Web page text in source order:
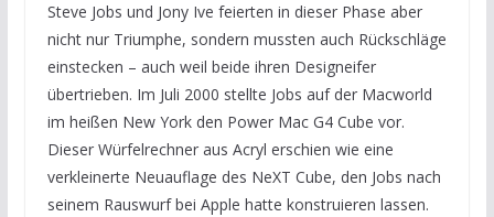
Steve Jobs und Jony Ive feierten in dieser Phase aber
nicht nur Triumphe, sondern mussten auch Rückschläge
einstecken – auch weil beide ihren Designeifer
übertrieben. Im Juli 2000 stellte Jobs auf der Macworld
im heißen New York den Power Mac G4 Cube vor.
Dieser Würfelrechner aus Acryl erschien wie eine
verkleinerte Neuauflage des NeXT Cube, den Jobs nach
seinem Rauswurf bei Apple hatte konstruieren lassen.